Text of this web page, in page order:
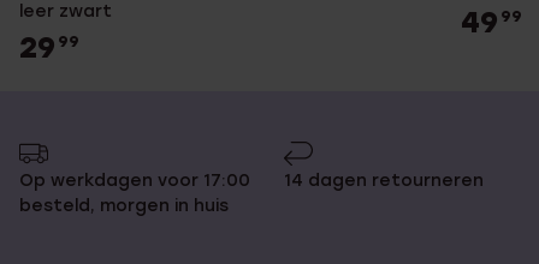
leer zwart
29 99
49 99
Op werkdagen voor 17:00
besteld, morgen in huis
14 dagen retourneren